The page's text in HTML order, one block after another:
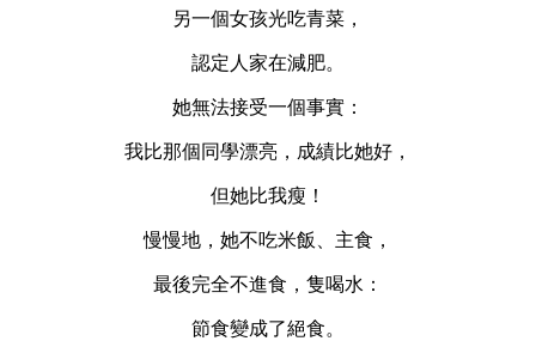
另一個女孩光吃青菜，
認定人家在減肥。
她無法接受一個事實：
我比那個同學漂亮，成績比她好，
但她比我瘦！
慢慢地，她不吃米飯、主食，
最後完全不進食，隻喝水：
節食變成了絕食。